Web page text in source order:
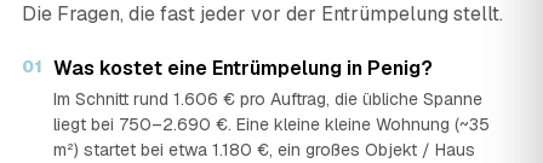
Die Fragen, die fast jeder vor der Entrümpelung stellt.
01 Was kostet eine Entrümpelung in Penig?
Im Schnitt rund 1.606 € pro Auftrag, die übliche Spanne
liegt bei 750–2.690 €. Eine kleine kleine Wohnung (~35
m²) startet bei etwa 1.180 €, ein großes Objekt / Haus